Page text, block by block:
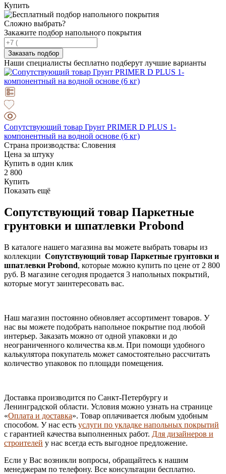
Купить
Сложно выбрать?
Закажите подбор напольного покрытия
Заказать подбор
Наши специалисты бесплатно подберут лучшие варианты
Сопутствующий товар Грунт PRIMER D PLUS 1-
компонентный на водной основе (6 кг)
Страна производства: Словения
Цена за штуку
Купить в один клик
2 800
Купить
Показать ещё
Сопутствующий товар Паркетные
грунтовки и шпатлевки Probond
В каталоге нашего магазина вы можете выбрать товары из
коллекции Сопутствующий товар Паркетные грунтовки и
шпатлевки Probond, которые можно купить по цене от 2 800
руб. В магазине сегодня продается 3 напольных покрытий,
которые могут заинтересовать вас.
Наш магазин постоянно обновляет ассортимент товаров. У
нас вы можете подобрать напольное покрытие под любой
интерьер. Заказать можно от одной упаковки и до
неограниченного количества кв.м. При помощи удобного
калькулятора покупатель может самостоятельно рассчитать
количество упаковок по площади помещения.
Доставка производится по Санкт-Петербургу и
Ленинградской области. Условия можно узнать на странице
«Оплата и доставка». Товар оплачивается любым удобным
способом. У нас есть услуги по укладке напольных покрытий
с гарантией качества выполненных работ. Для дизайнеров и
строителей у нас всегда есть выгодное предложение.
Если у Вас возникли вопросы, обращайтесь к нашим
менеджерам по телефону. Все консультации бесплатно.